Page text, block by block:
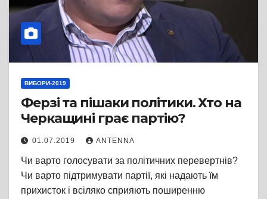
ВИБОРИ-2019
Ферзі та пішаки політики. Хто на
Черкащині грає партію?
01.07.2019 ANTENNA
Чи варто голосувати за політичних перевертнів?
Чи варто підтримувати партії, які надають їм
прихисток і всіляко сприяють поширенню